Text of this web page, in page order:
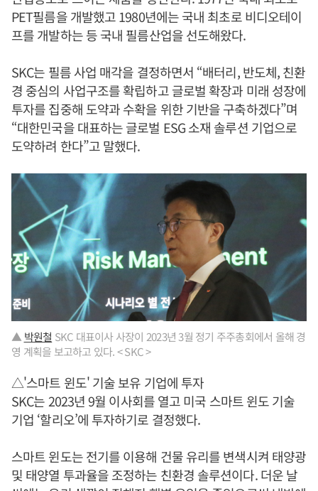
PET필름을 개발했고 1980년에는 국내 최초로 비디오테이
프를 개발하는 등 국내 필름산업을 선도해왔다.
SKC는 필름 사업 매각을 결정하면서 “배터리, 반도체, 친환
경 중심의 사업구조를 확립하고 글로벌 확장과 미래 성장에
투자를 집중해 도약과 수확을 위한 기반을 구축하겠다”며
“대한민국을 대표하는 글로벌 ESG 소재 솔루션 기업으로
도약하려 한다”고 말했다.
▲ 박원철 SKC 대표이사 사장이 2023년 3월 정기 주주총회에서 올해 경
영 계획을 보고하고 있다. < SKC >
△'스마트 윈도' 기술 보유 기업에 투자
SKC는 2023년 9월 이사회를 열고 미국 스마트 윈도 기술
기업 ‘할리오’에 투자하기로 결정했다.
스마트 윈도는 전기를 이용해 건물 유리를 변색시켜 태양광
및 태양열 투과율을 조정하는 친환경 솔루션이다. 더운 날